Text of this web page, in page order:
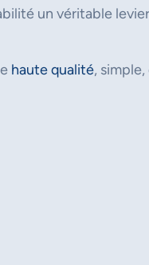
un véritable
haute qualité,